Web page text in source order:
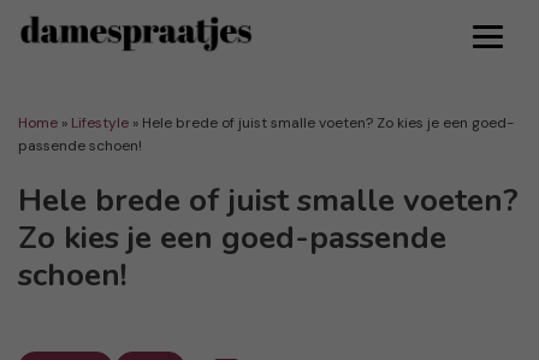
Home » Lifestyle » Hele brede of juist smalle voeten? Zo kies je een goed-
passende schoen!
Hele brede of juist smalle voeten?
Zo kies je een goed-passende
schoen!